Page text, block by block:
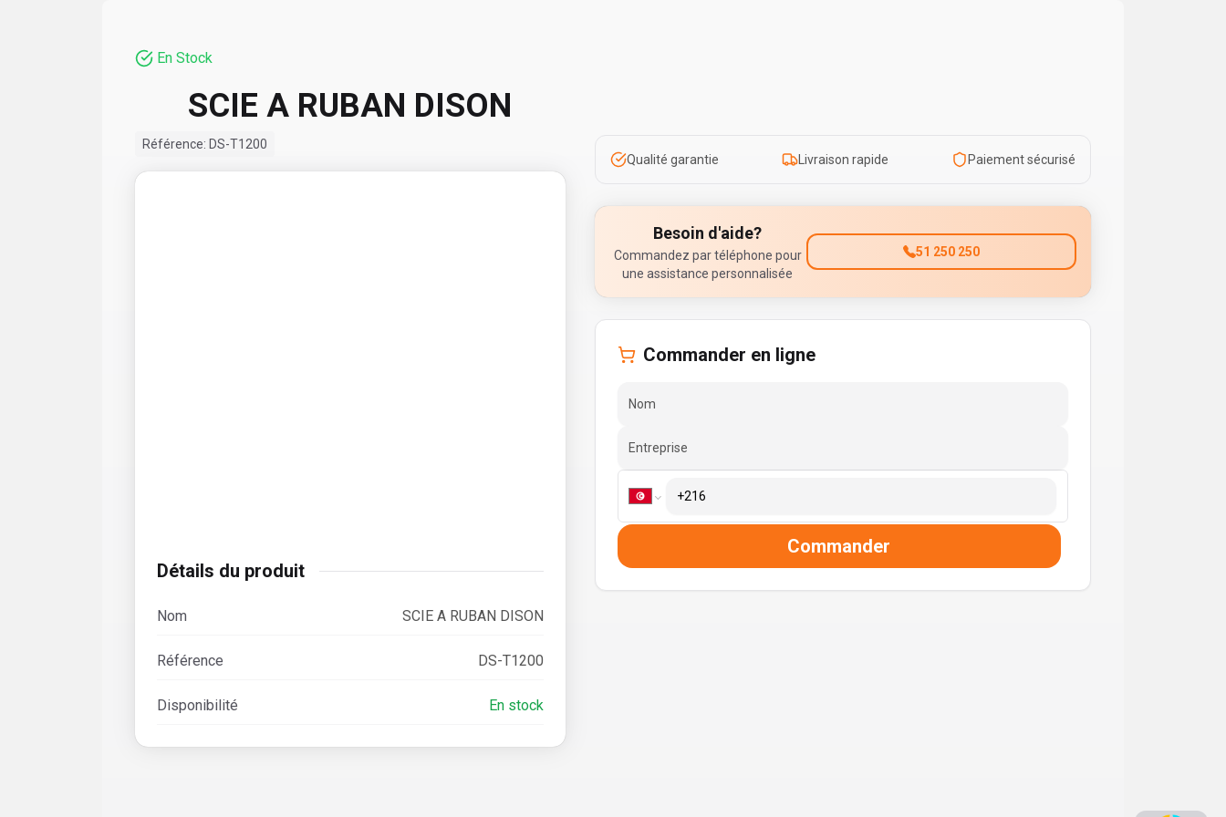
En Stock
SCIE A RUBAN DISON
Référence: DS-T1200
Détails du produit
Nom SCIE A RUBAN DISON
Référence DS-T1200
Disponibilité En stock
Qualité garantie Livraison rapide Paiement sécurisé
Besoin d'aide?
Commandez par téléphone pour
une assistance personnalisée
51 250 250
Commander en ligne
Nom
Entreprise
Commander